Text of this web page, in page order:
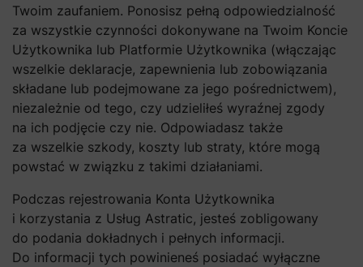
Twoim zaufaniem. Ponosisz pełną odpowiedzialność
za wszystkie czynności dokonywane na Twoim Koncie
Użytkownika lub Platformie Użytkownika (włączając
wszelkie deklaracje, zapewnienia lub zobowiązania
składane lub podejmowane za jego pośrednictwem),
niezależnie od tego, czy udzieliłeś wyraźnej zgody
na ich podjęcie czy nie. Odpowiadasz także
za wszelkie szkody, koszty lub straty, które mogą
powstać w związku z takimi działaniami.
Podczas rejestrowania Konta Użytkownika
i korzystania z Usług Astratic, jesteś zobligowany
do podania dokładnych i pełnych informacji.
Do informacji tych powinieneś posiadać wyłączne